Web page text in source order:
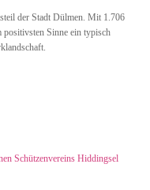
der Stadt Dülmen. Mit 1.706
Sinne ein typisch
Schützenvereins Hiddingsel